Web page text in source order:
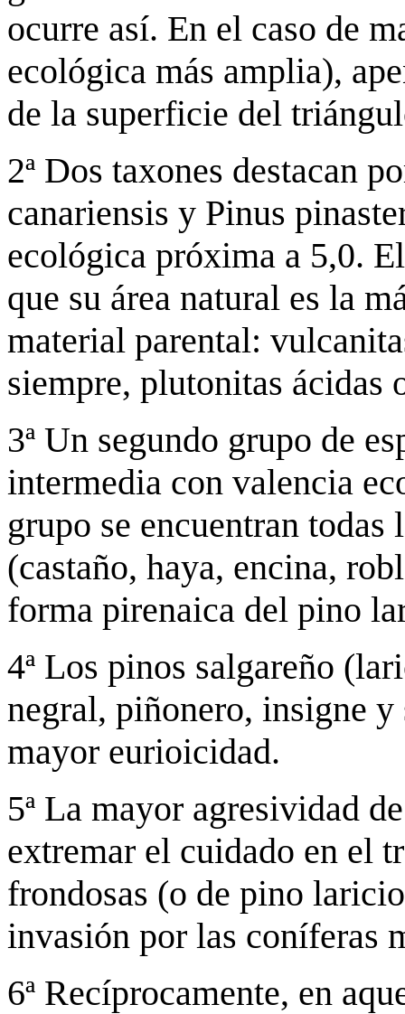
ocurre así. En el caso de
ecológica más amplia),
de la superficie del
2ª Dos taxones destacan
canariensis y Pinus
ecológica próxima a 5,0.
que su área natural es la
material parental:
siempre, plutonitas ácidas
3ª Un segundo grupo de
intermedia con valencia
grupo se encuentran todas
(castaño, haya, encina,
forma pirenaica del pino
4ª Los pinos salgareño
negral, piñonero, insigne
mayor eurioicidad.
5ª La mayor agresividad
extremar el cuidado en el
frondosas (o de pino
invasión por las coníferas
6ª Recíprocamente, en